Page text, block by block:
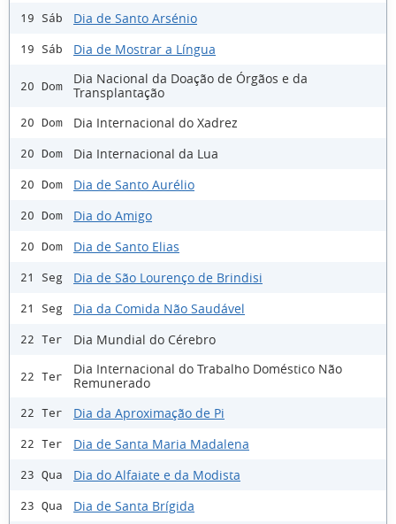
19 Sáb Dia de Santo Arsénio
19 Sáb Dia de Mostrar a Língua
20 Dom
Dia Nacional da Doação de Órgãos e da
Transplantação
20 Dom Dia Internacional do Xadrez
20 Dom Dia Internacional da Lua
20 Dom Dia de Santo Aurélio
20 Dom Dia do Amigo
20 Dom Dia de Santo Elias
21 Seg Dia de São Lourenço de Brindisi
21 Seg Dia da Comida Não Saudável
22 Ter Dia Mundial do Cérebro
22 Ter
Dia Internacional do Trabalho Doméstico Não
Remunerado
22 Ter Dia da Aproximação de Pi
22 Ter Dia de Santa Maria Madalena
23 Qua Dia do Alfaiate e da Modista
23 Qua Dia de Santa Brígida